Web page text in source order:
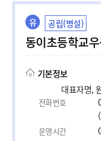
유 공립(병설)
동이초등학교
기본정보
대표자명,
전화번호
운영시간